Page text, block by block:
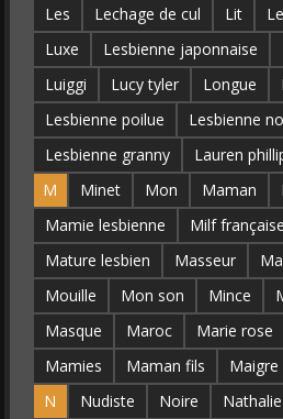
Les
Lechage de cul Lit
Luxe
Lesbienne japonnaise
Luiggi
Lucy tyler Longue
Lesbienne poilue
Lesbienne
Lesbienne granny
Lauren
M
Minet Mon Maman
Mamie lesbienne
Milf française
Mature lesbien
Masseur
Mouille
Mon son Mince
Masque
Maroc Marie rose
Mamies
Maman fils
Maigre
N
Nudiste Noire